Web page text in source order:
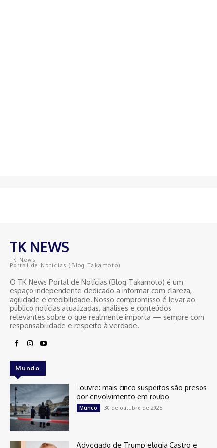
TK NEWS
TK News
Portal de Notícias (Blog Takamoto)
O TK News Portal de Notícias (Blog Takamoto) é um
espaço independente dedicado a informar com clareza,
agilidade e credibilidade. Nosso compromisso é levar ao
público notícias atualizadas, análises e conteúdos
relevantes sobre o que realmente importa — sempre com
responsabilidade e respeito à verdade.
Mundo
Louvre: mais cinco suspeitos são presos
por envolvimento em roubo
Mundo 30 de outubro de 2025
Advogado de Trump elogia Castro e